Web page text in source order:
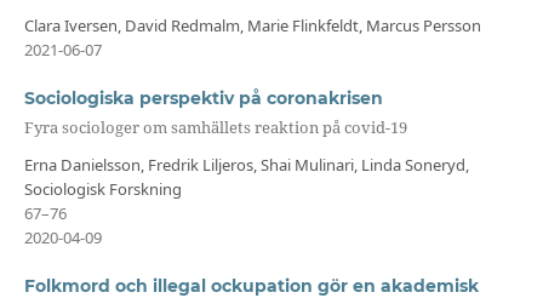
Clara Iversen, David Redmalm, Marie Flinkfeldt, Marcus Persson
2021-06-07
Sociologiska perspektiv på coronakrisen
Fyra sociologer om samhällets reaktion på covid-19
Erna Danielsson, Fredrik Liljeros, Shai Mulinari, Linda Soneryd,
Sociologisk Forskning
67–76
2020-04-09
Folkmord och illegal ockupation gör en akademisk